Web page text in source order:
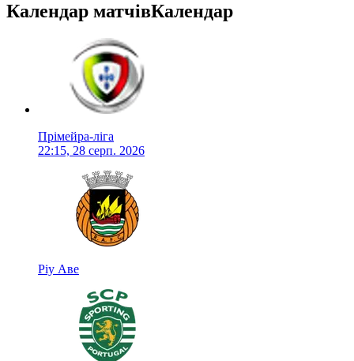
Календар матчівКалендар
Прімейра-ліга
22:15, 28 серп. 2026
Ріу Аве